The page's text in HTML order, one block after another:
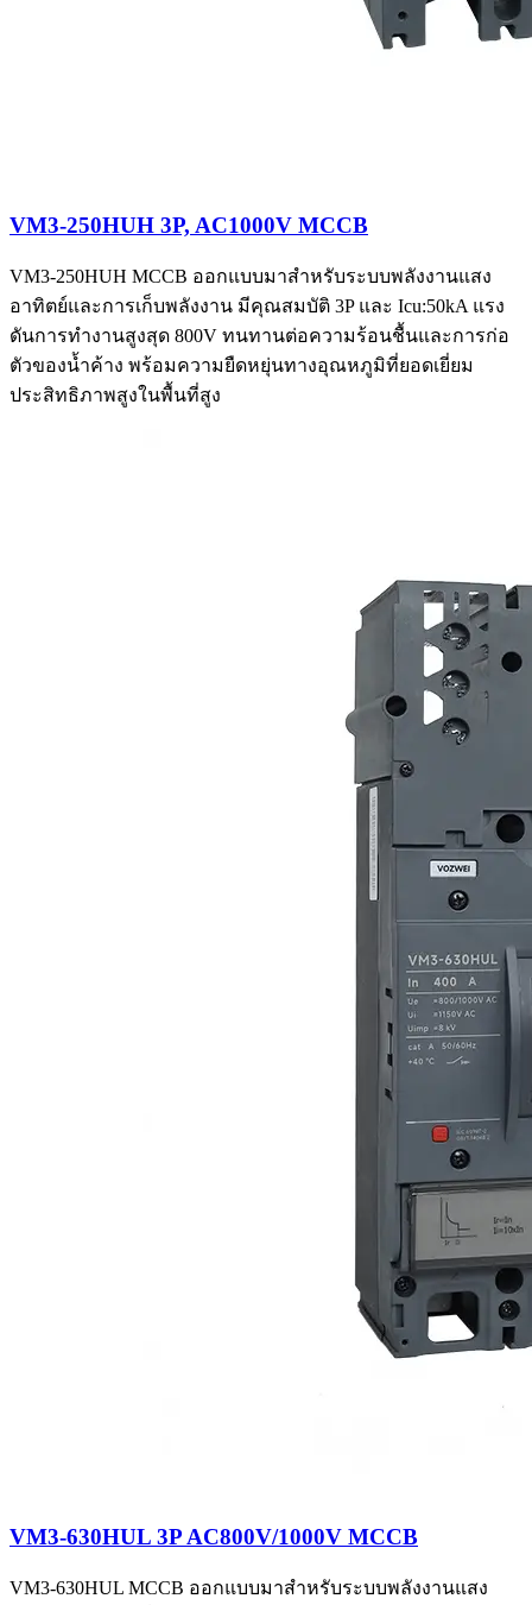
VM3-250HUH 3P, AC1000V MCCB
VM3-250HUH MCCB ออกแบบมาสำหรับระบบพลังงานแสง
อาทิตย์และการเก็บพลังงาน มีคุณสมบัติ 3P และ Icu:50kA แรง
ดันการทำงานสูงสุด 800V ทนทานต่อความร้อนชื้นและการก่อ
ตัวของน้ำค้าง พร้อมความยืดหยุ่นทางอุณหภูมิที่ยอดเยี่ยม
ประสิทธิภาพสูงในพื้นที่สูง
VM3-630HUL 3P AC800V/1000V MCCB
VM3-630HUL MCCB ออกแบบมาสำหรับระบบพลังงานแสง